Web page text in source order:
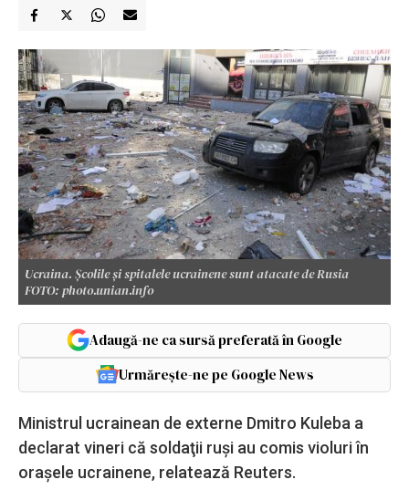
Ucraina. Școlile și spitalele ucrainene sunt atacate de Rusia
FOTO: photo.unian.info
Adaugă-ne ca sursă preferată în Google
Urmărește-ne pe Google News
Ministrul ucrainean de externe Dmitro Kuleba a
declarat vineri că soldaţii ruşi au comis violuri în
oraşele ucrainene, relatează Reuters.